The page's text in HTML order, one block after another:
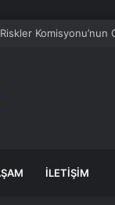
Komisyonu’nun
İLETIŞIM